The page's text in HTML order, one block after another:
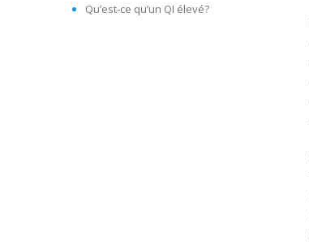
Qu’est-ce qu’un QI élevé?